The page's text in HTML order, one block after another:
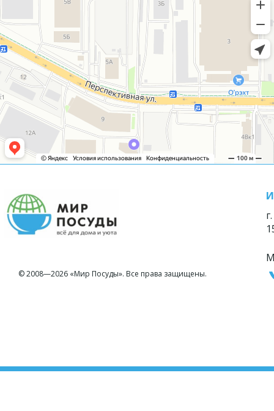
© 2008—2026 «Мир Посуды». Все права защищены.